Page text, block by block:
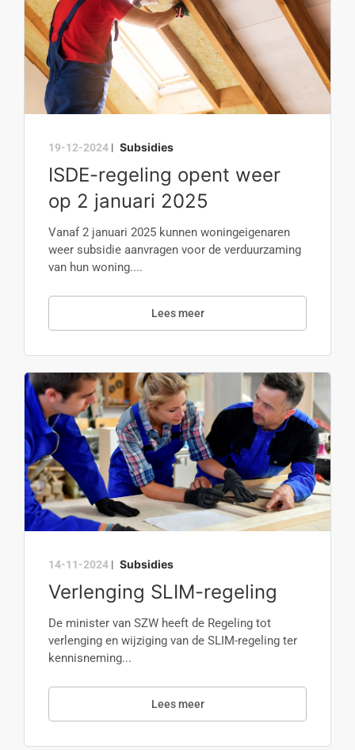
19-12-2024 | Subsidies
ISDE-regeling opent weer
op 2 januari 2025
Vanaf 2 januari 2025 kunnen woningeigenaren
weer subsidie aanvragen voor de verduurzaming
van hun woning....
Lees meer
14-11-2024 | Subsidies
Verlenging SLIM-regeling
De minister van SZW heeft de Regeling tot
verlenging en wijziging van de SLIM-regeling ter
kennisneming...
Lees meer